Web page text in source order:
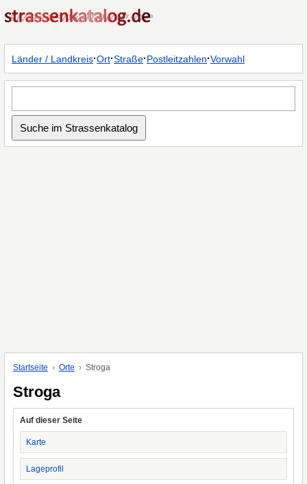
Länder / Landkreis·Ort·Straße·Postleitzahlen·Vorwahl
Startseite Orte Stroga
Stroga
Auf dieser Seite
Karte
Lageprofil